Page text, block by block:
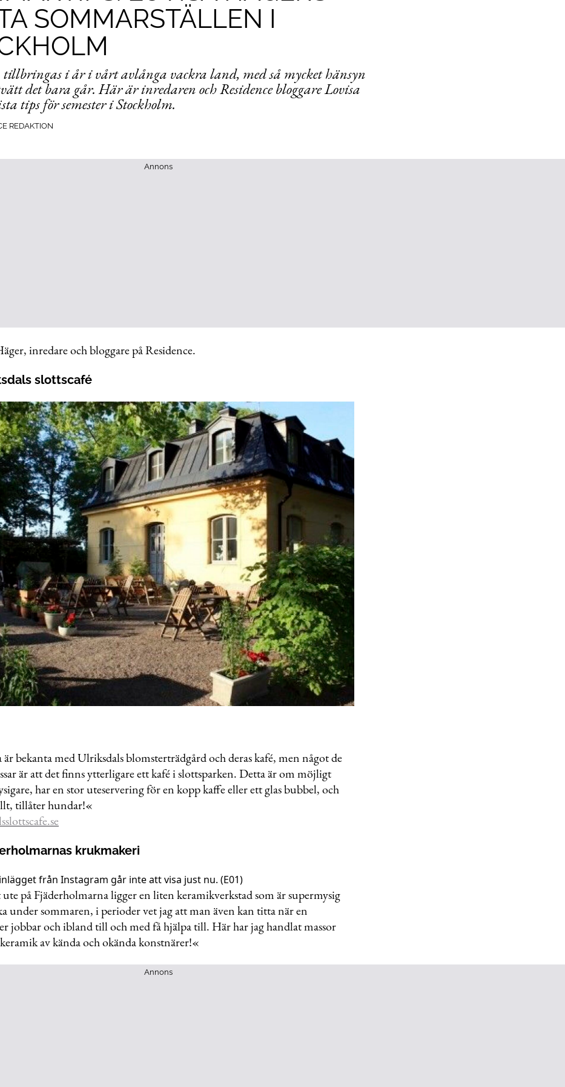
SOMMARSTÄLLEN I
tillbringas i år i vårt avlånga vackra land, med så mycket hänsyn
det bara går. Här är inredaren och Residence bloggare Lovisa
tips för semester i Stockholm.
REDAKTION
Annons
inredare och bloggare på Residence.
slottscafé
bekanta med Ulriksdals blomsterträdgård och deras kafé, men något de
är att det finns ytterligare ett kafé i slottsparken. Detta är om möjligt
har en stor uteservering för en kopp kaffe eller ett glas bubbel, och
tillåter hundar!«
krukmakeri
från Instagram går inte att visa just nu. (E01)
på Fjäderholmarna ligger en liten keramikverkstad som är supermysig
under sommaren, i perioder vet jag att man även kan titta när en
jobbar och ibland till och med få hjälpa till. Här har jag handlat massor
av kända och okända konstnärer!«
Annons